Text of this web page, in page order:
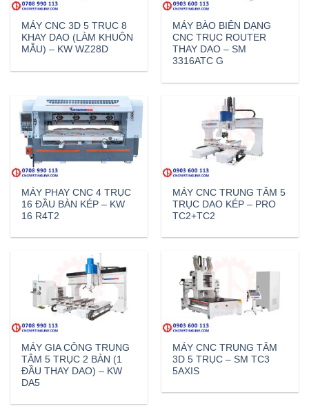
MÁY CNC 3D 5 TRỤC 8
KHAY DAO (LÀM KHUÔN
MẪU) – KW WZ28D
MÁY BÀO BIÊN DẠNG
CNC TRỤC ROUTER
THAY DAO – SM
3316ATC G
MÁY PHAY CNC 4 TRỤC
16 ĐẦU BÀN KÉP – KW
16 R4T2
MÁY CNC TRUNG TÂM 5
TRỤC DAO KÉP – PRO
TC2+TC2
MÁY GIA CÔNG TRUNG
TÂM 5 TRỤC 2 BÀN (1
ĐẦU THAY DAO) – KW
DA5
MÁY CNC TRUNG TÂM
3D 5 TRỤC – SM TC3
5AXIS